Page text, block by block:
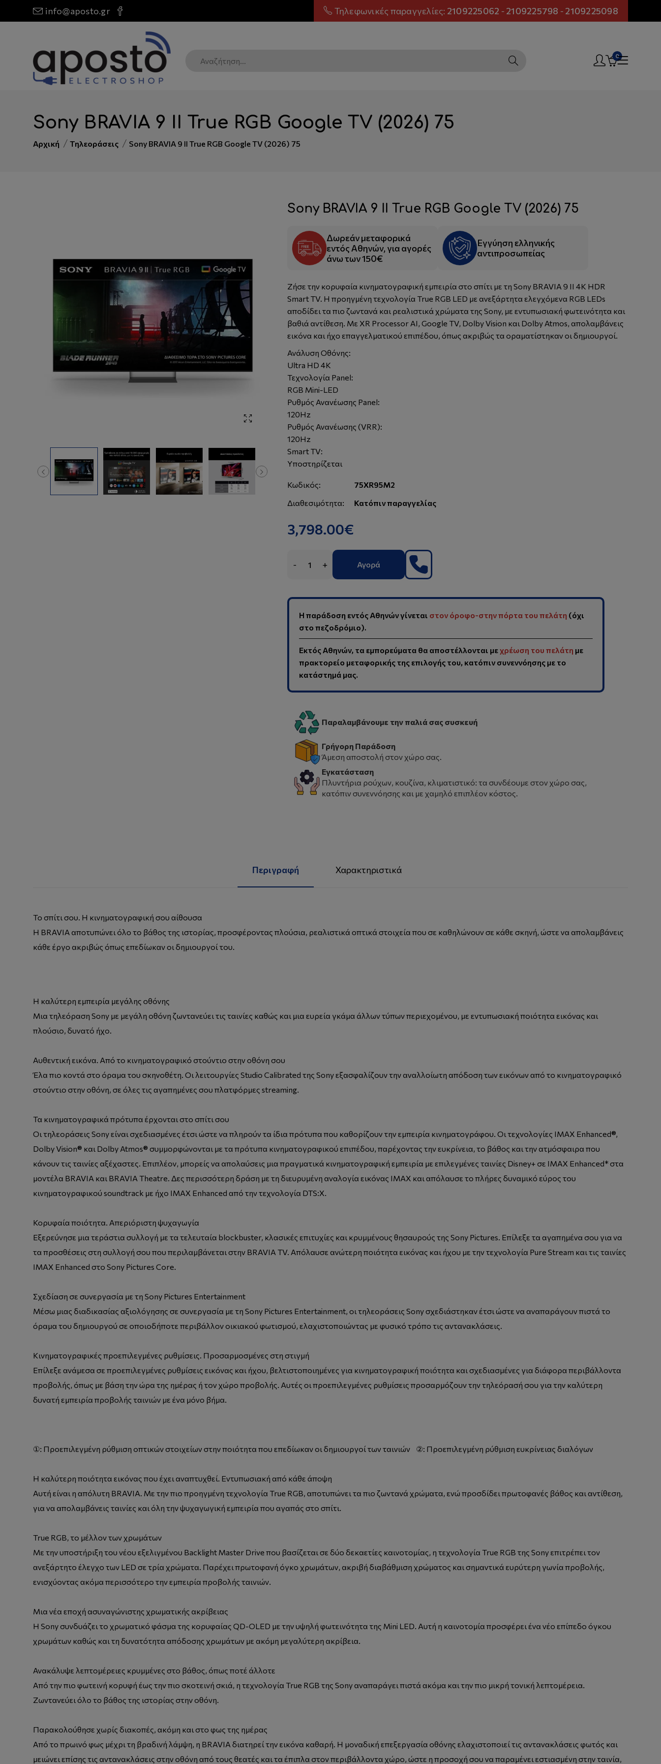
info@aposto.gr Τηλεφωνικές παραγγελίες: 2109225062 - 2109225798 - 2109225098
0
Sony BRAVIA 9 II True RGB Google TV (2026) 75
Αρχική Τηλεοράσεις Sony BRAVIA 9 II True RGB Google TV (2026) 75
Sony BRAVIA 9 II True RGB Google TV (2026) 75
Δωρεάν μεταφορικά
εντός Αθηνών, για αγορές
άνω των 150€
Εγγύηση ελληνικής
αντιπροσωπείας
Ζήσε την κορυφαία κινηματογραφική εμπειρία στο σπίτι με τη Sony BRAVIA 9 II 4K HDR
Smart TV. Η προηγμένη τεχνολογία True RGB LED με ανεξάρτητα ελεγχόμενα RGB LEDs
αποδίδει τα πιο ζωντανά και ρεαλιστικά χρώματα της Sony, με εντυπωσιακή φωτεινότητα και
βαθιά αντίθεση. Με XR Processor AI, Google TV, Dolby Vision και Dolby Atmos, απολαμβάνεις
εικόνα και ήχο επαγγελματικού επιπέδου, όπως ακριβώς τα οραματίστηκαν οι δημιουργοί.
Ανάλυση Οθόνης:
Ultra HD 4K
Τεχνολογία Panel:
RGB Mini-LED
Ρυθμός Ανανέωσης Panel:
120Hz
Ρυθμός Ανανέωσης (VRR):
120Hz
Smart TV:
Υποστηρίζεται
Κωδικός:
75XR95M2
Διαθεσιμότητα:
Κατόπιν παραγγελίας
3,798.00€
- + Αγορά
Η παράδοση εντός Αθηνών γίνεται στον όροφο-στην πόρτα του πελάτη (όχι
στο πεζοδρόμιο).
Εκτός Αθηνών, τα εμπορεύματα θα αποστέλλονται μεχρέωση του πελάτη με
πρακτορείο μεταφορικής της επιλογής του, κατόπιν συνεννόησης με το
κατάστημά μας.
Παραλαμβάνουμε την παλιά σας συσκευή
Γρήγορη Παράδοση
Άμεση αποστολή στον χώρο σας.
Εγκατάσταση
Πλυντήρια ρούχων, κουζίνα, κλιματιστικό: τα συνδέουμε στον χώρο σας,
κατόπιν συνεννόησης και με χαμηλό επιπλέον κόστος.
Περιγραφή Χαρακτηριστικά
Το σπίτι σου. Η κινηματογραφική σου αίθουσα
Η BRAVIA αποτυπώνει όλο το βάθος της ιστορίας, προσφέροντας πλούσια, ρεαλιστικά οπτικά στοιχεία που σε καθηλώνουν σε κάθε σκηνή, ώστε να απολαμβάνεις
κάθε έργο ακριβώς όπως επεδίωκαν οι δημιουργοί του.
Η καλύτερη εμπειρία μεγάλης οθόνης
Μια τηλεόραση Sony με μεγάλη οθόνη ζωντανεύει τις ταινίες καθώς και μια ευρεία γκάμα άλλων τύπων περιεχομένου, με εντυπωσιακή ποιότητα εικόνας και
πλούσιο, δυνατό ήχο.
Αυθεντική εικόνα. Από το κινηματογραφικό στούντιο στην οθόνη σου
Έλα πιο κοντά στο όραμα του σκηνοθέτη. Οι λειτουργίες Studio Calibrated της Sony εξασφαλίζουν την αναλλοίωτη απόδοση των εικόνων από το κινηματογραφικό
στούντιο στην οθόνη, σε όλες τις αγαπημένες σου πλατφόρμες streaming.
Τα κινηματογραφικά πρότυπα έρχονται στο σπίτι σου
Οι τηλεοράσεις Sony είναι σχεδιασμένες έτσι ώστε να πληρούν τα ίδια πρότυπα που καθορίζουν την εμπειρία κινηματογράφου. Οι τεχνολογίες IMAX Enhanced®,
Dolby Vision® και Dolby Atmos® συμμορφώνονται με τα πρότυπα κινηματογραφικού επιπέδου, παρέχοντας την ευκρίνεια, το βάθος και την ατμόσφαιρα που
κάνουν τις ταινίες αξέχαστες. Επιπλέον, μπορείς να απολαύσεις μια πραγματικά κινηματογραφική εμπειρία με επιλεγμένες ταινίες Disney+ σε IMAX Enhanced* στα
μοντέλα BRAVIA και BRAVIA Theatre. Δες περισσότερη δράση με τη διευρυμένη αναλογία εικόνας IMAX και απόλαυσε το πλήρες δυναμικό εύρος του
κινηματογραφικού soundtrack με ήχο IMAX Enhanced από την τεχνολογία DTS:X.
Κορυφαία ποιότητα. Απεριόριστη ψυχαγωγία
Εξερεύνησε μια τεράστια συλλογή με τα τελευταία blockbuster, κλασικές επιτυχίες και κρυμμένους θησαυρούς της Sony Pictures. Επίλεξε τα αγαπημένα σου για να
τα προσθέσεις στη συλλογή σου που περιλαμβάνεται στην BRAVIA TV. Απόλαυσε ανώτερη ποιότητα εικόνας και ήχου με την τεχνολογία Pure Stream και τις ταινίες
IMAX Enhanced στο Sony Pictures Core.
Σχεδίαση σε συνεργασία με τη Sony Pictures Entertainment
Μέσω μιας διαδικασίας αξιολόγησης σε συνεργασία με τη Sony Pictures Entertainment, οι τηλεοράσεις Sony σχεδιάστηκαν έτσι ώστε να αναπαράγουν πιστά το
όραμα του δημιουργού σε οποιοδήποτε περιβάλλον οικιακού φωτισμού, ελαχιστοποιώντας με φυσικό τρόπο τις αντανακλάσεις.
Κινηματογραφικές προεπιλεγμένες ρυθμίσεις. Προσαρμοσμένες στη στιγμή
Επίλεξε ανάμεσα σε προεπιλεγμένες ρυθμίσεις εικόνας και ήχου, βελτιστοποιημένες για κινηματογραφική ποιότητα και σχεδιασμένες για διάφορα περιβάλλοντα
προβολής, όπως με βάση την ώρα της ημέρας ή τον χώρο προβολής. Αυτές οι προεπιλεγμένες ρυθμίσεις προσαρμόζουν την τηλεόρασή σου για την καλύτερη
δυνατή εμπειρία προβολής ταινιών με ένα μόνο βήμα.
①: Προεπιλεγμένη ρύθμιση οπτικών στοιχείων στην ποιότητα που επεδίωκαν οι δημιουργοί των ταινιών ②: Προεπιλεγμένη ρύθμιση ευκρίνειας διαλόγων
Η καλύτερη ποιότητα εικόνας που έχει αναπτυχθεί. Εντυπωσιακή από κάθε άποψη
Αυτή είναι η απόλυτη BRAVIA. Με την πιο προηγμένη τεχνολογία True RGB, αποτυπώνει τα πιο ζωντανά χρώματα, ενώ προσδίδει πρωτοφανές βάθος και αντίθεση,
για να απολαμβάνεις ταινίες και όλη την ψυχαγωγική εμπειρία που αγαπάς στο σπίτι.
True RGB, το μέλλον των χρωμάτων
Με την υποστήριξη του νέου εξελιγμένου Backlight Master Drive που βασίζεται σε δύο δεκαετίες καινοτομίας, η τεχνολογία True RGB της Sony επιτρέπει τον
ανεξάρτητο έλεγχο των LED σε τρία χρώματα. Παρέχει πρωτοφανή όγκο χρωμάτων, ακριβή διαβάθμιση χρώματος και σημαντικά ευρύτερη γωνία προβολής,
ενισχύοντας ακόμα περισσότερο την εμπειρία προβολής ταινιών.
Μια νέα εποχή ασυναγώνιστης χρωματικής ακρίβειας
Η Sony συνδυάζει το χρωματικό φάσμα της κορυφαίας QD-OLED με την υψηλή φωτεινότητα της Mini LED. Αυτή η καινοτομία προσφέρει ένα νέο επίπεδο όγκου
χρωμάτων καθώς και τη δυνατότητα απόδοσης χρωμάτων με ακόμη μεγαλύτερη ακρίβεια.
Ανακάλυψε λεπτομέρειες κρυμμένες στο βάθος, όπως ποτέ άλλοτε
Από την πιο φωτεινή κορυφή έως την πιο σκοτεινή σκιά, η τεχνολογία True RGB της Sony αναπαράγει πιστά ακόμα και την πιο μικρή τονική λεπτομέρεια.
Ζωντανεύει όλο το βάθος της ιστορίας στην οθόνη.
Παρακολούθησε χωρίς διακοπές, ακόμη και στο φως της ημέρας
Από το πρωινό φως μέχρι τη βραδινή λάμψη, η BRAVIA διατηρεί την εικόνα καθαρή. Η μοναδική επεξεργασία οθόνης ελαχιστοποιεί τις αντανακλάσεις φωτός και
μειώνει επίσης τις αντανακλάσεις στην οθόνη από τους θεατές και τα έπιπλα στον περιβάλλοντα χώρο, ώστε η προσοχή σου να παραμένει εστιασμένη στην ταινία,